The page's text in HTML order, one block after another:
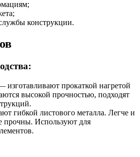
конструкции.
изготавливают прокаткой нагретой
высокой прочностью, подходят
гибкой листового металла. Легче и
прочны. Используют для